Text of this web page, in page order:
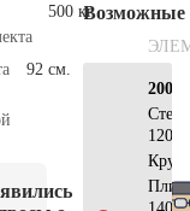
500 кг.
92 см.
Возможные
Круг